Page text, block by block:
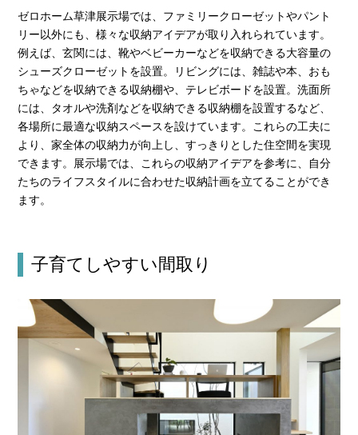
ゼロホーム草津展示場では、ファミリークローゼットやパント
リー以外にも、様々な収納アイデアが取り入れられています。
例えば、玄関には、靴やベビーカーなどを収納できる大容量の
シューズクローゼットを設置。リビングには、雑誌や本、おも
ちゃなどを収納できる収納棚や、テレビボードを設置。洗面所
には、タオルや洗剤などを収納できる収納棚を設置するなど、
各場所に最適な収納スペースを設けています。これらの工夫に
より、家全体の収納力が向上し、すっきりとした住空間を実現
できます。展示場では、これらの収納アイデアを参考に、自分
たちのライフスタイルに合わせた収納計画を立てることができ
ます。
子育てしやすい間取り